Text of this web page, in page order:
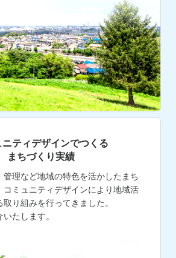
ニティデザインでつくる
まちづくり実績
理など地域の特色を活かしたまち
コミュニティデザインにより地域活
り組みを行ってきました。
たします。